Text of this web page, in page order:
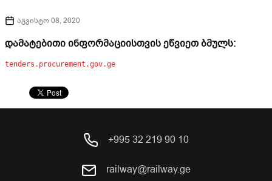
აგვისტო 08, 2020
დამატებითი ინფორმაციისთვის ეწვიეთ ბმულს:
tenders.procurement.gov.ge
+995 32 219 90 10
railway@railway.ge